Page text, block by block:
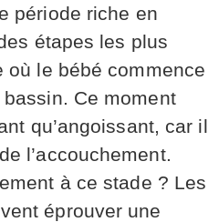
période riche en
étapes les plus
où le bébé commence
Ce moment
qu’angoissant, car il
l’accouchement.
à ce stade ? Les
éprouver une